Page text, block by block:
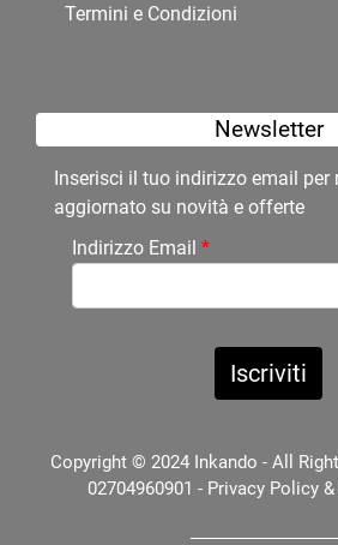
Termini e Condizioni
Newsletter
Inserisci il tuo indirizzo email per
aggiornato su novità e offerte
Indirizzo Email *
Copyright © 2024 Inkando - All
02704960901 - Privacy Policy&